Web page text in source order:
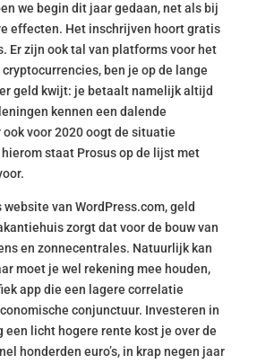
we begin dit jaar gedaan, net als bij
effecten. Het inschrijven hoort gratis
Er zijn ook tal van platforms voor het
ben je op de lange
geld kwijt: je betaalt namelijk altijd
kennen een dalende
voor 2020 oogt de situatie
staat Prosus op de lijst met
van WordPress.com, geld
zorgt dat voor de bouw van
en zonnecentrales. Natuurlijk kan
moet je wel rekening mee houden,
app die een lagere correlatie
conjunctuur. Investeren in
een licht hogere rente kost je over de
honderden euro’s, in krap negen jaar